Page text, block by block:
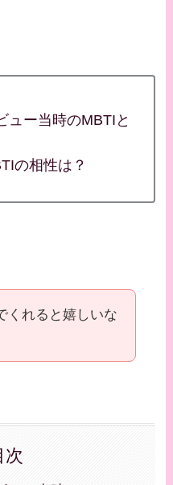
ュー当時のMBTIと
の相性は？
くれると嬉しいな
次